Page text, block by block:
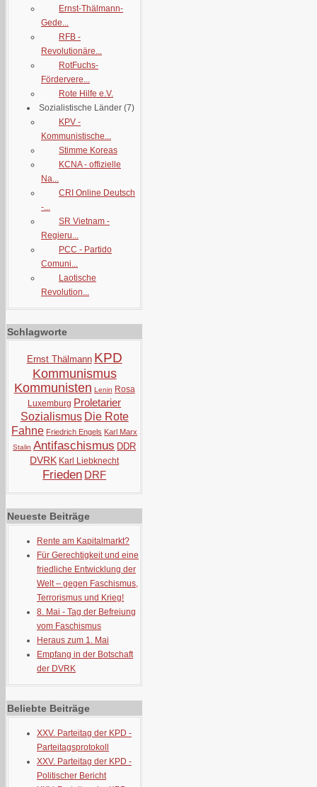
Ernst-Thälmann-
Gede...
RFB -
Revolutionäre...
RotFuchs-
Fördervere...
Rote Hilfe e.V.
Sozialistische Länder (7)
KPV -
Kommunistische...
Stimme Koreas
KCNA - offizielle
Na...
CRI Online Deutsch
-...
SR Vietnam -
Regieru...
PCC - Partido
Comuni...
Laotische
Revolution...
Schlagworte
Ernst Thälmann KPD
Kommunismus
Kommunisten Lenin Rosa
Luxemburg Proletarier
Sozialismus Die Rote
Fahne Friedrich Engels Karl Marx
Stalin Antifaschismus DDR
DVRK Karl Liebknecht
Frieden DRF
Neueste Beiträge
Rente am Kapitalmarkt?
Für Gerechtigkeit und eine
friedliche Entwicklung der
Welt – gegen Faschismus,
Terrorismus und Krieg!
8. Mai - Tag der Befreiung
vom Faschismus
Heraus zum 1. Mai
Empfang in der Botschaft
der DVRK
Beliebte Beiträge
XXV. Parteitag der KPD -
Parteitagsprotokoll
XXV. Parteitag der KPD -
Politischer Bericht